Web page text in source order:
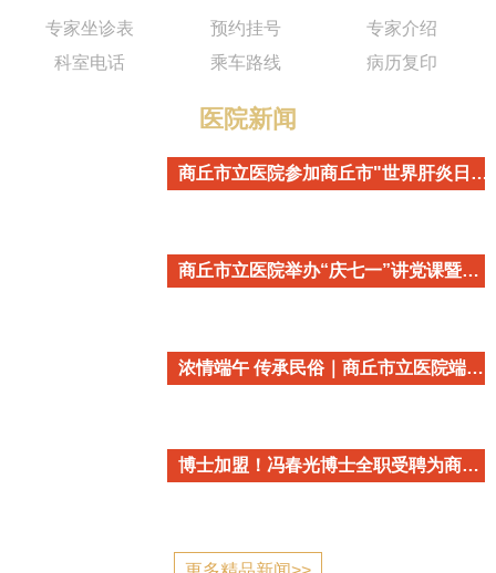
专家坐诊表 预约挂号
专家介绍
科室电话
乘车路线 病历复印
医院新闻
商丘市立医院参加商丘市"世界肝炎日"主题宣传活动
商丘市立医院举办“庆七一”讲党课暨重温入党誓词活动
浓情端午 传承民俗｜商丘市立医院端午民俗主题活动温情开启
博士加盟！冯春光博士全职受聘为商丘市立医院心血管内科学术带头人